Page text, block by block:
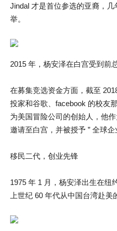
Jindal 才是首位参选的亚裔，
举。
2015 年，杨安泽在白宫受到前
在募集竞选资金方面，截至
投家和谷歌、facebook 的校友
为美国冒险公司的创始人，他
邀请至白宫，并被授予 ” 全球企
移民二代，创业先锋
1975 年 1 月，杨安泽出生在纽
上世纪 60 年代从中国台湾赴美